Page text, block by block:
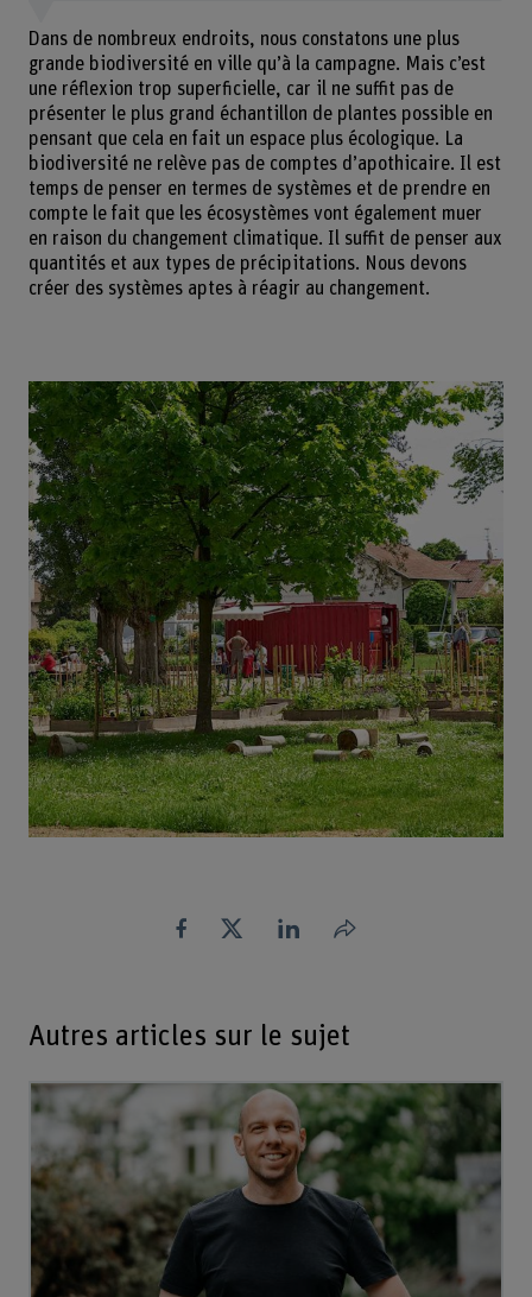
Dans de nombreux endroits, nous constatons une plus
grande biodiversité en ville qu’à la campagne. Mais c’est
une réflexion trop superficielle, car il ne suffit pas de
présenter le plus grand échantillon de plantes possible en
pensant que cela en fait un espace plus écologique. La
biodiversité ne relève pas de comptes d’apothicaire. Il est
temps de penser en termes de systèmes et de prendre en
compte le fait que les écosystèmes vont également muer
en raison du changement climatique. Il suffit de penser aux
quantités et aux types de précipitations. Nous devons
créer des systèmes aptes à réagir au changement.
Partager
Autres articles sur le sujet